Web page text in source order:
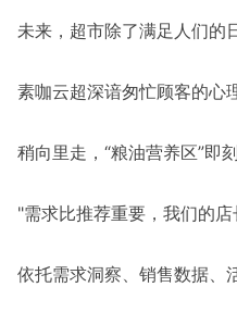
未来，超市除了满足人们的
素咖云超深谙匆忙顾客的心
稍向里走，“粮油营养区”即
"需求比推荐重要，我们的
依托需求洞察、销售数据、